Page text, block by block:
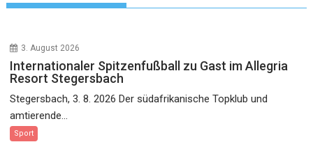
3. August 2026
Internationaler Spitzenfußball zu Gast im Allegria
Resort Stegersbach
Stegersbach, 3. 8. 2026 Der südafrikanische Topklub und
amtierende...
Sport